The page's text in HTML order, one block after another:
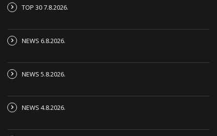
TOP 30 7.8.2026.
NEWS 6.8.2026.
NEWS 5.8.2026.
NEWS 4.8.2026.